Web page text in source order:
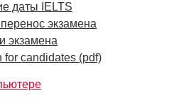
даты IELTS
экзамена
экзамена
for candidates (pdf)